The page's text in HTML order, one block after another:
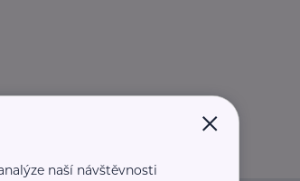
×
naší návštěvnosti